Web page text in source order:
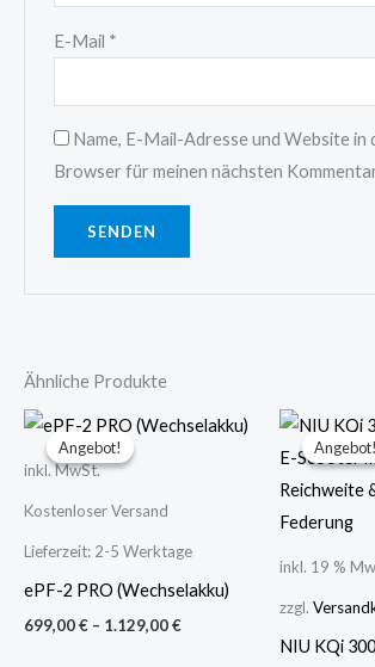
E-Mail *
Name, E-Mail-Adresse und Website in
Browser für meinen nächsten
Ähnliche Produkte
Angebot!
Angebot!
inkl. MwSt.
Kostenloser Versand
Lieferzeit: 2-5 Werktage
ePF-2 PRO (Wechselakku)
699,00€ – 1.129,00€
Angebot!
Angebot!
inkl. 19 %
zzgl.
NIU KQi